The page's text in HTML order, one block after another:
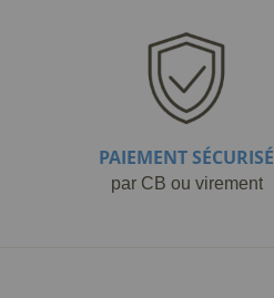
PAIEMENT SÉCURISÉ
par CB ou virement